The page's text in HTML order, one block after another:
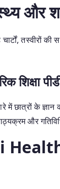
और
तस्वीरों
शिक्षा
में छात्रों के
और